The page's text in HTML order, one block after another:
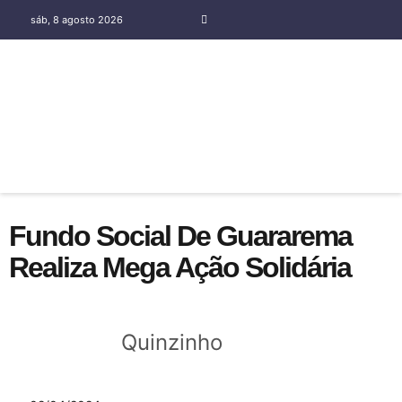
sáb, 8 agosto 2026
Fundo Social De Guararema
Realiza Mega Ação Solidária
Quinzinho